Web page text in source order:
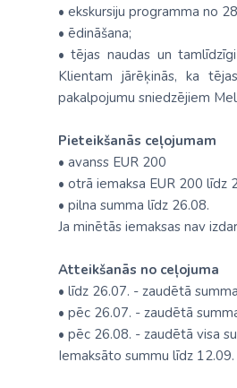
• ekskursiju programma no
• ēdināšana;
• tējas naudas un
Klientam jārēķinās, ka
pakalpojumu sniedzējiem
Pieteikšanās ceļojumam
• avanss EUR 200
• otrā iemaksa EUR 200 līdz
• pilna summa līdz 26.08.
Ja minētās iemaksas nav
Atteikšanās no ceļojuma
• līdz 26.07. - zaudētā
• pēc 26.07. - zaudētā
• pēc 26.08. - zaudētā visa
Iemaksāto summu līdz